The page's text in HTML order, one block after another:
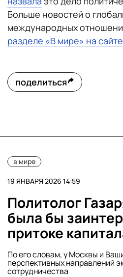
Больше новостей о
международных
разделе «В мире» на
поделиться
в мире
19 ЯНВАРЯ 2026 14:59
Политолог
была бы
притоке
По его словам, у Москвы и
перспективных направлений
сотрудничества